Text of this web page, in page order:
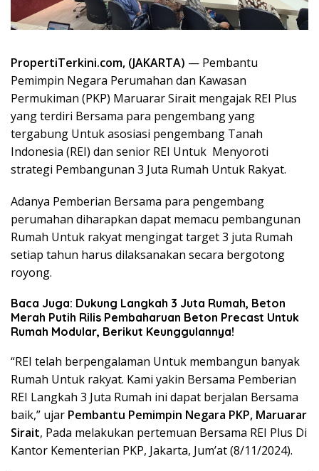
PropertiTerkini.com, (JAKARTA) — Pembantu
Pemimpin Negara Perumahan dan Kawasan
Permukiman (PKP) Maruarar Sirait mengajak REI Plus
yang terdiri Bersama para pengembang yang
tergabung Untuk asosiasi pengembang Tanah
Indonesia (REI) dan senior REI Untuk Menyoroti
strategi Pembangunan 3 Juta Rumah Untuk Rakyat.
Adanya Pemberian Bersama para pengembang
perumahan diharapkan dapat memacu pembangunan
Rumah Untuk rakyat mengingat target 3 juta Rumah
setiap tahun harus dilaksanakan secara bergotong
royong.
Baca Juga: Dukung Langkah 3 Juta Rumah, Beton
Merah Putih Rilis Pembaharuan Beton Precast Untuk
Rumah Modular, Berikut Keunggulannya!
“REI telah berpengalaman Untuk membangun banyak
Rumah Untuk rakyat. Kami yakin Bersama Pemberian
REI Langkah 3 Juta Rumah ini dapat berjalan Bersama
baik,” ujar Pembantu Pemimpin Negara PKP, Maruarar
Sirait, Pada melakukan pertemuan Bersama REI Plus Di
Kantor Kementerian PKP, Jakarta, Jum’at (8/11/2024).